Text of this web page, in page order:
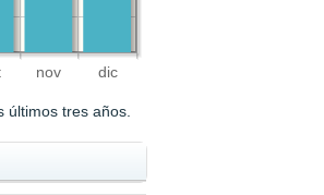
nov dic
tres años.